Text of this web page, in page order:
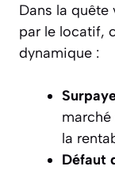
Dans la quête
par le locatif,
dynamique :
la
Défaut